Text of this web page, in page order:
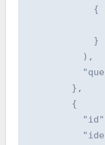
            {
            }
          ),
        },
        {